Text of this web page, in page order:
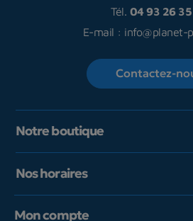
Tél. 04 93 26
E-mail : info@planet-
Contactez-
Notre boutique
Nos horaires
Mon compte